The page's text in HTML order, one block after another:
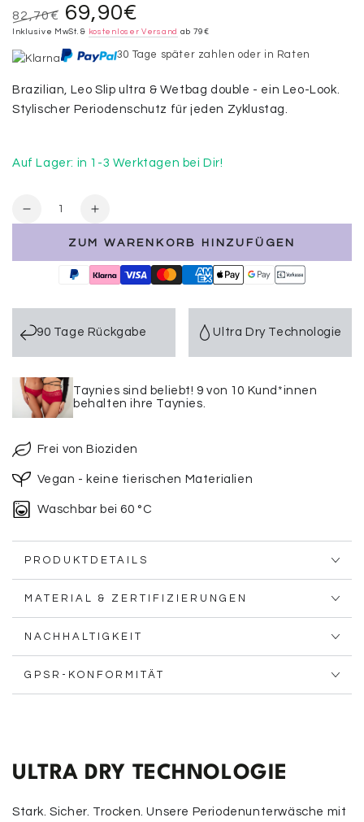
Regulärer
Preis
82,70€
Verkaufspreis
69,90€
Inklusive MwSt. & kostenloser Versand ab 79€
30 Tage später zahlen oder in Raten
Brazilian, Leo Slip ultra & Wetbag double - ein Leo-Look.
Stylischer Periodenschutz für jeden Zyklustag.
Auf Lager: in 1-3 Werktagen bei Dir!
Verringere
Menge
Periodenunterwäsche
Slip
Ultra
&amp;
Wetbag
Erhöhe
Menge
für
3er
Periodenunterwäsche
Slip
Ultra
ZUM WARENKORB HINZUFÜGEN
90 Tage Rückgabe Ultra Dry Technologie
Taynies sind beliebt! 9 von 10 Kund*innen
behalten ihre Taynies.
Frei von Bioziden
Vegan - keine tierischen Materialien
Waschbar bei 60 °C
PRODUKTDETAILS
MATERIAL & ZERTIFIZIERUNGEN
NACHHALTIGKEIT
GPSR-KONFORMITÄT
ULTRA DRY TECHNOLOGIE
Stark. Sicher. Trocken. Unsere Periodenunterwäsche mit